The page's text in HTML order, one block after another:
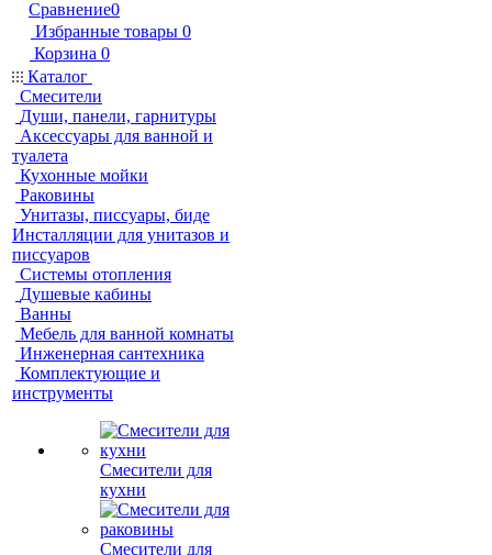
Сравнение0
Избранные товары 0
Корзина 0
Каталог
Смесители
Души, панели, гарнитуры
Аксессуары для ванной и
туалета
Кухонные мойки
Раковины
Унитазы, писсуары, биде
Инсталляции для унитазов и
писсуаров
Системы отопления
Душевые кабины
Ванны
Мебель для ванной комнаты
Инженерная сантехника
Комплектующие и
инструменты
Смесители для
кухни
Смесители для